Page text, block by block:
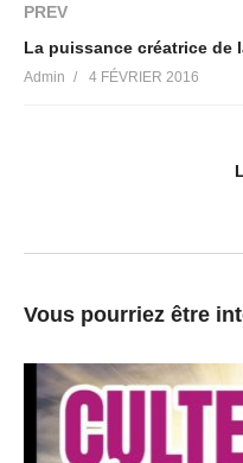
PREV
La puissance créatrice de
Admin 4 FÉVRIER 2016
Vous pourriez être